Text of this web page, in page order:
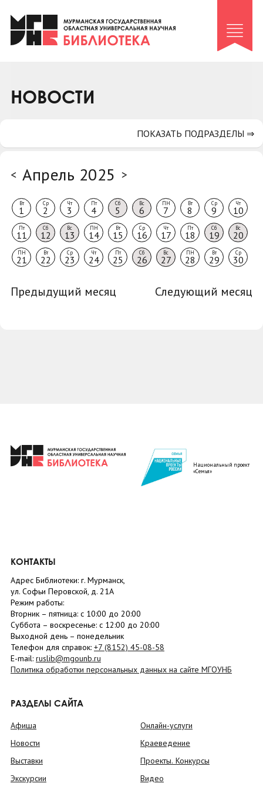
Клуб «Гиря и сельдерей»
Клуб «Семейный архив»
Коллегам
НОВОСТИ
< Апрель 2025 >
Вт
1
Ср
2
Чт
3
Пт
4
Сб
5
Вс
6
ПН
7
Вт
8
Ср
9
Чт
10
Пт
11
Сб
12
Вс
13
ПН
14
Вт
15
Ср
16
Чт
17
Пт
18
Сб
19
Вс
20
ПН
21
Вт
22
Ср
23
Чт
24
Пт
25
Сб
26
Вс
27
ПН
28
Вт
29
Ср
30
Предыдущий месяц Следующий месяц
ПОКАЗАТЬ ПОДРАЗДЕЛЫ ⇒
Национальный проект
«Семья»
КОНТАКТЫ
Адрес Библиотеки: г. Мурманск,
ул. Софьи Перовской, д. 21А
Режим работы:
Вторник – пятница: с 10:00 до 20:00
Суббота – воскресенье: c 12:00 до 20:00
Выходной день – понедельник
Телефон для справок: +7 (8152) 45-08-58
E-mail: ruslib@mgounb.ru
Политика обработки персональных данных на сайте МГОУНБ
РАЗДЕЛЫ САЙТА
Афиша
Новости
Выставки
Экскурсии
Онлайн-услуги
Краеведение
Проекты. Конкурсы
Видео